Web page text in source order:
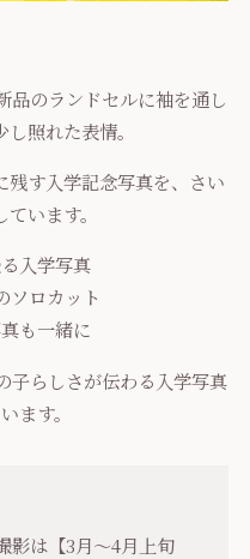
品のランドセルに袖を通し
照れた表情。
残す入学記念写真を、さい
います。
入学写真
ソロカット
も一緒に
子らしさが伝わる入学写真
ます。
影は【3月〜4月上旬